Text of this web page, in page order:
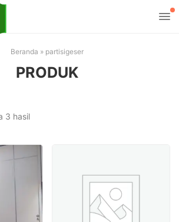
Beranda » partisigeser
PRODUK
3 hasilDiurutkan
yang
terbaru